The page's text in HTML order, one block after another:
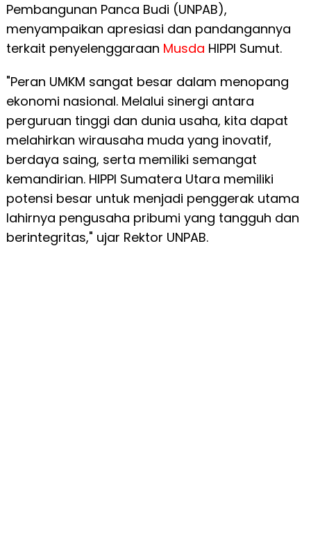
Pembangunan Panca Budi (UNPAB),
menyampaikan apresiasi dan pandangannya
terkait penyelenggaraan Musda HIPPI Sumut.
"Peran UMKM sangat besar dalam menopang
ekonomi nasional. Melalui sinergi antara
perguruan tinggi dan dunia usaha, kita dapat
melahirkan wirausaha muda yang inovatif,
berdaya saing, serta memiliki semangat
kemandirian. HIPPI Sumatera Utara memiliki
potensi besar untuk menjadi penggerak utama
lahirnya pengusaha pribumi yang tangguh dan
berintegritas," ujar Rektor UNPAB.